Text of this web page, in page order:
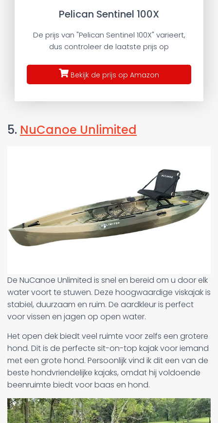
Pelican Sentinel 100X
De prijs van "Pelican Sentinel 100X" varieert,
dus controleer de laatste prijs op
Bekijk de prijs op Amazon
5. NuCanoe Unlimited
De NuCanoe Unlimited is snel en bereid om u door elk
water voort te stuwen. Deze hoogwaardige viskajak is
stabiel, duurzaam en ruim. De aardkleur is perfect
voor vissen en jagen op open water.
Het open dek biedt veel ruimte voor zelfs een grotere
hond. Dit is de perfecte sit-on-top kajak voor iemand
met een grote hond. Persoonlijk vind ik dit een van de
beste hondvriendelijke kajaks, omdat hij voldoende
beenruimte biedt voor baas en hond.